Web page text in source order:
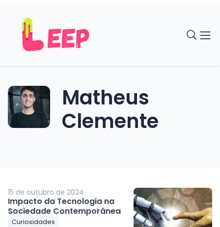
Matheus
Clemente
15 de outubro de 2024
Impacto da Tecnologia na
Sociedade Contemporânea
Curiosidades